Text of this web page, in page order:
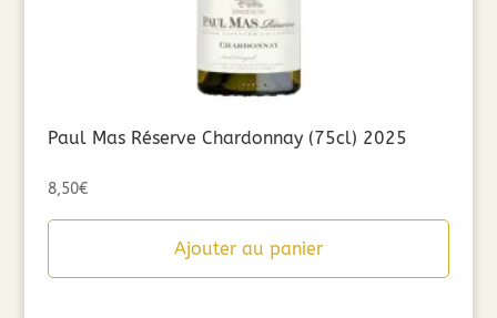
Paul Mas Réserve Chardonnay (75cl) 2025
8,50€
Ajouter au panier